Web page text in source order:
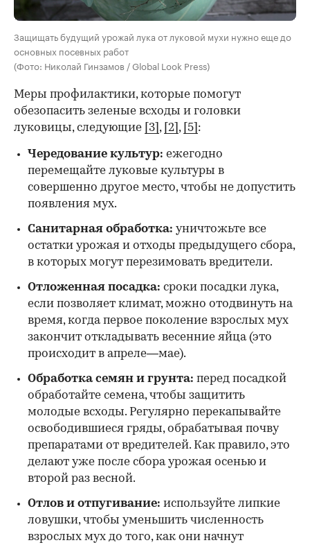
Защищать будущий урожай лука от луковой мухи нужно еще до
основных посевных работ
(Фото: Николай Гинзамов / Global Look Press)
Меры профилактики, которые помогут
обезопасить зеленые всходы и головки
луковицы, следующие
[3] , [2] , [5] :
Чередование культур: ежегодно
перемещайте луковые культуры в
совершенно другое место, чтобы не допустить
появления мух.
Санитарная обработка: уничтожьте все
остатки урожая и отходы предыдущего сбора,
в которых могут перезимовать вредители.
Отложенная посадка: сроки посадки лука,
если позволяет климат, можно отодвинуть на
время, когда первое поколение взрослых мух
закончит откладывать весенние яйца (это
происходит в апреле—мае).
Обработка семян и грунта: перед посадкой
обработайте семена, чтобы защитить
молодые всходы. Регулярно перекапывайте
освободившиеся гряды, обрабатывая почву
препаратами от вредителей. Как правило, это
делают уже после сбора урожая осенью и
второй раз весной.
Отлов и отпугивание: используйте липкие
ловушки, чтобы уменьшить численность
взрослых мух до того, как они начнут